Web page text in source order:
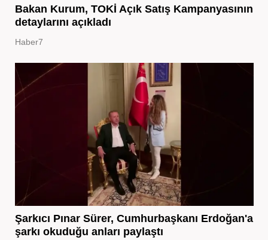
Bakan Kurum, TOKİ Açık Satış Kampanyasının
detaylarını açıkladı
Haber7
Şarkıcı Pınar Sürer, Cumhurbaşkanı Erdoğan'a
şarkı okuduğu anları paylaştı